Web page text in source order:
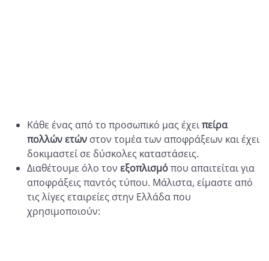
Κάθε ένας από το προσωπικό μας έχειπείρα
πολλών ετών στον τομέα των αποφράξεων και έχει
δοκιμαστεί σε δύσκολες καταστάσεις.
Διαθέτουμε όλο τον εξοπλισμόπου απαιτείται για
αποφράξεις παντός τύπου. Μάλιστα, είμαστε από
τις λίγες εταιρείες στην Ελλάδα που
χρησιμοποιούν: